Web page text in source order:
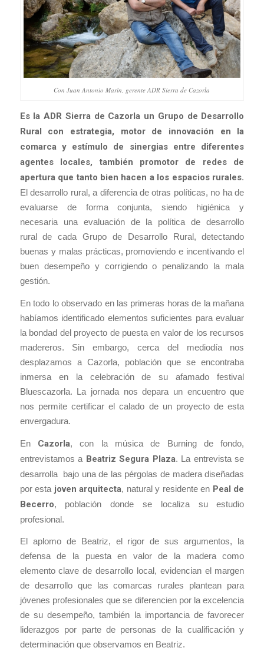
Con Juan Antonio Marín, gerente ADR Sierra de Cazorla
Es la ADR Sierra de Cazorla un Grupo de Desarrollo
Rural con estrategia, motor de innovación en la
comarca y estímulo de sinergias entre diferentes
agentes locales, también promotor de redes de
apertura que tanto bien hacen a los espacios rurales.
El desarrollo rural, a diferencia de otras políticas, no ha de
evaluarse de forma conjunta, siendo higiénica y
necesaria una evaluación de la política de desarrollo
rural de cada Grupo de Desarrollo Rural, detectando
buenas y malas prácticas, promoviendo e incentivando el
buen desempeño y corrigiendo o penalizando la mala
gestión.
En todo lo observado en las primeras horas de la mañana
habíamos identificado elementos suficientes para evaluar
la bondad del proyecto de puesta en valor de los recursos
madereros. Sin embargo, cerca del mediodía nos
desplazamos a Cazorla, población que se encontraba
inmersa en la celebración de su afamado festival
Bluescazorla. La jornada nos depara un encuentro que
nos permite certificar el calado de un proyecto de esta
envergadura.
En Cazorla, con la música de Burning de fondo,
entrevistamos a Beatriz Segura Plaza. La entrevista se
desarrolla bajo una de las pérgolas de madera diseñadas
por esta joven arquitecta, natural y residente en Peal de
Becerro, población donde se localiza su estudio
profesional.
El aplomo de Beatriz, el rigor de sus argumentos, la
defensa de la puesta en valor de la madera como
elemento clave de desarrollo local, evidencian el margen
de desarrollo que las comarcas rurales plantean para
jóvenes profesionales que se diferencien por la excelencia
de su desempeño, también la importancia de favorecer
liderazgos por parte de personas de la cualificación y
determinación que observamos en Beatriz.